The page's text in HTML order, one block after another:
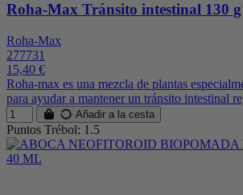
Roha-Max Tránsito intestinal 130 g
Roha-Max
277731
15,40 €
Roha-max es una mezcla de plantas
para ayudar a mantener un tránsito intestinal
Añadir a la cesta
Puntos Trébol: 1.5